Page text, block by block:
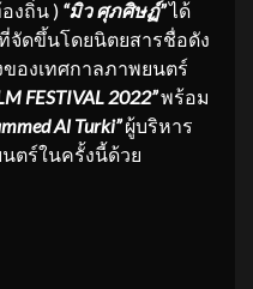
งถิ่น ) “มิว ศุภศิษฏ์”ได้
จัดขึ้นโดยนิตยสารชื่อดัง
องเทศกาลภาพยนตร์
FESTIVAL 2022”พร้อม
Al Turki”ผู้บริหาร
ตร์ในครั้งนี้ด้วย